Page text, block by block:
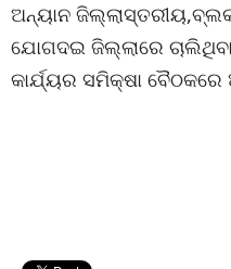
ଅନ୍ୟାନ
ଯୋଗଦଇ ଜିଲ୍ଲାରେ
କାର୍ଯ୍ୟର ସମିକ୍ଷା